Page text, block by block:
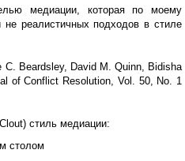
медиации, которая по моему
реалистичных подходов в стиле
C. Beardsley, David M. Quinn, Bidisha
of Conflict Resolution, Vol. 50, No. 1
стиль медиации:
столом